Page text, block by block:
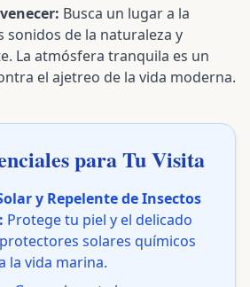
Busca un lugar a la
sonidos de la naturaleza y
La atmósfera tranquila es un
el ajetreo de la vida moderna.
para Tu Visita
y Repelente de Insectos
Protege tu piel y el delicado
solares químicos
la vida marina.